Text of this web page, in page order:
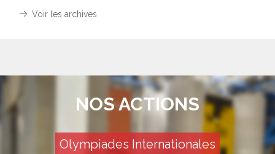
Voir les archives
NOS ACTIONS
Olympiades Internationales